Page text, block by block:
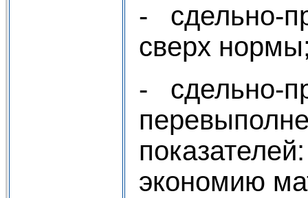
- сдельно-
сверх
- сдельно-
экономию